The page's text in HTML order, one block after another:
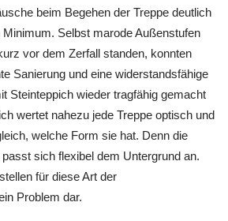
beim Begehen der Treppe deutlich
Selbst marode Außenstufen
vor dem Zerfall standen, konnten
Sanierung und eine widerstandsfähige
Steinteppich wieder tragfähig gemacht
wertet nahezu jede Treppe optisch und
welche Form sie hat. Denn die
sich flexibel dem Untergrund an.
für diese Art der
Problem dar.